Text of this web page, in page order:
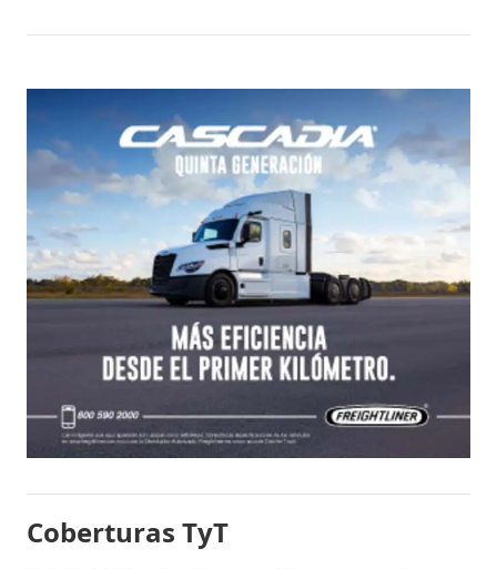
Coberturas TyT